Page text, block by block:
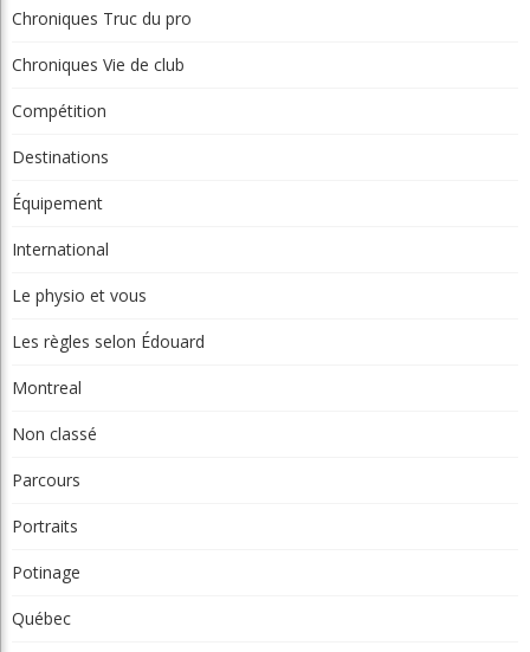
Chroniques Truc du pro
Chroniques Vie de club
Compétition
Destinations
Équipement
International
Le physio et vous
Les règles selon Édouard
Montreal
Non classé
Parcours
Portraits
Potinage
Québec